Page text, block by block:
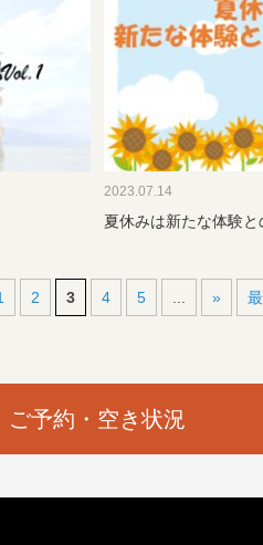
2023.07.14
夏休みは新たな体験と
2 3 4 5 ... »
ご予約・空き状況